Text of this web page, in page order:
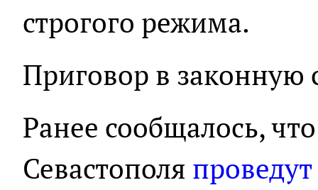
строгого режима.
Приговор в законную
Ранее сообщалось,
Севастополя проведут